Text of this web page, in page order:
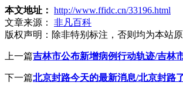
本文地址： http://www.ffidc.cn/33196.html
文章来源：
非凡百科
版权声明： 除非特别标注，否则均为本站
上一篇吉林市公布新增病例行动轨迹/吉林
下一篇北京封路今天的最新消息/北京封路